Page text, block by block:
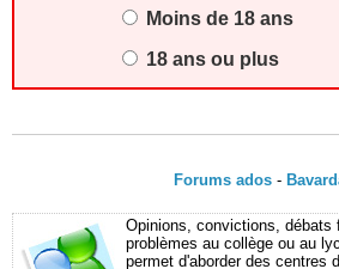
Moins de 18 ans
18 ans ou plus
Forums ados-
Opinions, convictions, débats
problèmes au collège ou au
permet d'aborder des centres